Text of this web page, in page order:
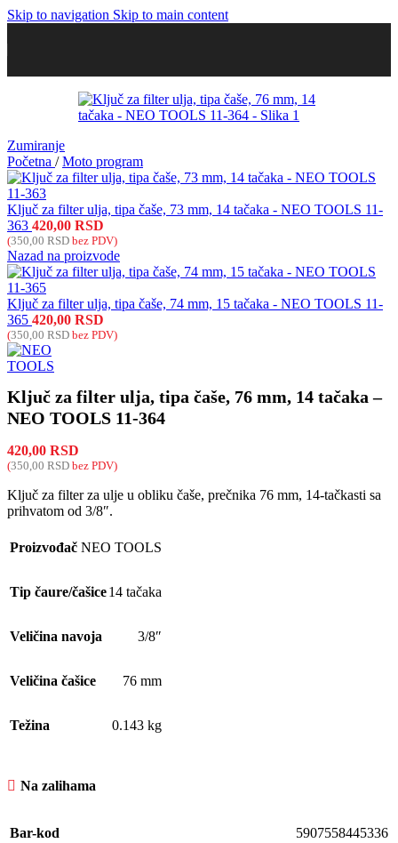
Skip to navigation Skip to main content
Zumiranje
Početna / Moto program
Ključ za filter ulja, tipa čaše, 73 mm, 14 tačaka - NEO TOOLS 11-
363 420,00 RSD
(350,00 RSD bez PDV)
Nazad na proizvode
Ključ za filter ulja, tipa čaše, 74 mm, 15 tačaka - NEO TOOLS 11-
365 420,00 RSD
(350,00 RSD bez PDV)
Ključ za filter ulja, tipa čaše, 76 mm, 14 tačaka –
NEO TOOLS 11-364
420,00 RSD
(350,00 RSD bez PDV)
Ključ za filter za ulje u obliku čaše, prečnika 76 mm, 14-tačkasti sa
prihvatom od 3/8″.
Proizvođač NEO TOOLS
Tip čaure/čašice14 tačaka
Veličina navoja 3/8″
Veličina čašice 76 mm
Težina 0.143 kg
Na zalihama
Bar-kod 5907558445336